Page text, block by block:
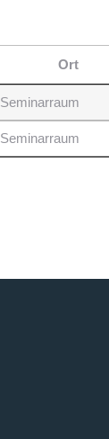
Ort
Seminarraum
Seminarraum